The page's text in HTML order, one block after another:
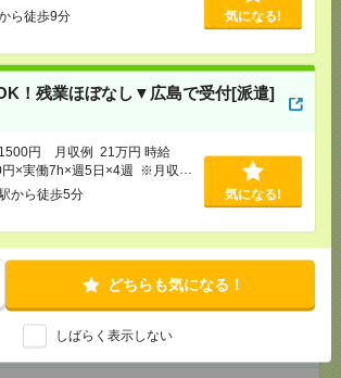
ら徒歩9分 気になる!
！残業ほぼなし▼広島で受付[派遣]
円 月収例 21万円 時給
円×実働7h×週5日×4週 ※月収例
するものではありません。※給
から徒歩5分 気になる!
どちらも気になる！
しばらく表示しない
・日額：9,100円（時給1,300
可 ・車通勤可(駐車場無料)
9分
気になる！
業ほぼなし▼広島で受付[派遣]
月収例 21万円 時給1500円×
※月収例を保証するものではあ
取りサービス利用可（利用条
上限として実費支給
歩5分
業ほぼなし▼広島駅での受付[派遣]